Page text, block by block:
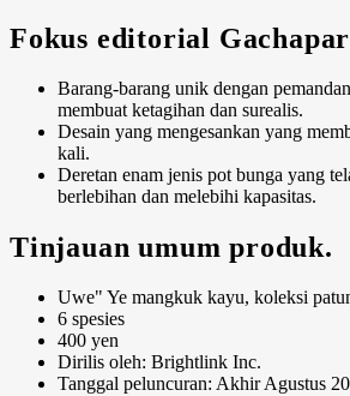
Fokus editorial
Barang-barang unik dengan
membuat ketagihan dan surealis.
Desain yang mengesankan yang
kali.
Deretan enam jenis pot bunga yang
berlebihan dan melebihi kapasitas.
Tinjauan umum produk.
Uwe" Ye mangkuk kayu, koleksi
6 spesies
400 yen
Dirilis oleh: Brightlink Inc.
Tanggal peluncuran: Akhir Agustus